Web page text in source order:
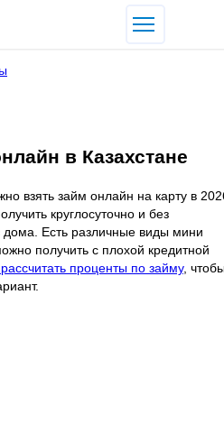
в Казахстане
взять займ онлайн на карту в
круглосуточно и без
дома. Есть различные виды мини
получить с плохой кредитной
проценты по займу,